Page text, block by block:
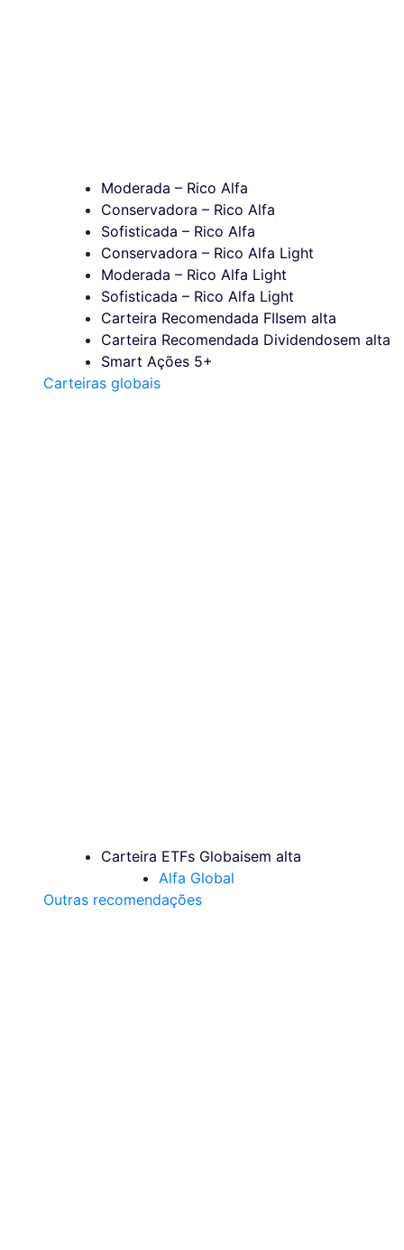
Moderada – Rico Alfa
Conservadora – Rico Alfa
Sofisticada – Rico Alfa
Conservadora – Rico Alfa Light
Moderada – Rico Alfa Light
Sofisticada – Rico Alfa Light
Carteira Recomendada FIIsem alta
Carteira Recomendada Dividendosem alta
Smart Ações 5+
Carteiras globais
Carteira ETFs Globaisem alta
Alfa Global
Outras recomendações